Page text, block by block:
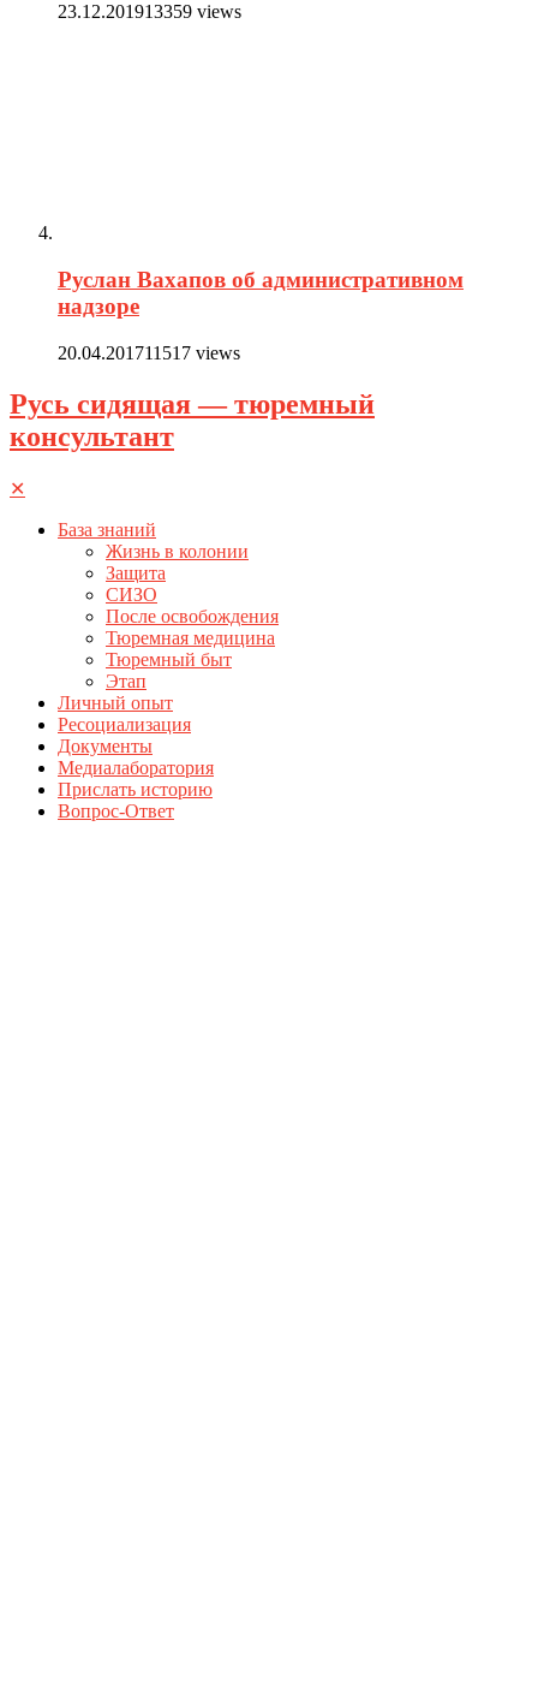
23.12.201913359 views
Руслан Вахапов об административном
надзоре
20.04.201711517 views
Русь сидящая — тюремный
консультант
✕
База знаний
Жизнь в колонии
Защита
СИЗО
После освобождения
Тюремная медицина
Тюремный быт
Этап
Личный опыт
Ресоциализация
Документы
Медиалаборатория
Прислать историю
Вопрос-Ответ